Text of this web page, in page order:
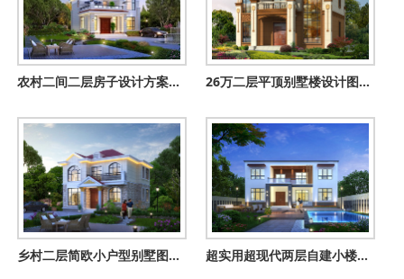
农村二间二层房子设计方案图，造型小巧精致，10米乘12米 26万二层平顶别墅楼设计图，客厅中空，占地120平米
乡村二层简欧小户型别墅图设计，占地90平方米左右 超实用超现代两层自建小楼图，纯粹极简风格